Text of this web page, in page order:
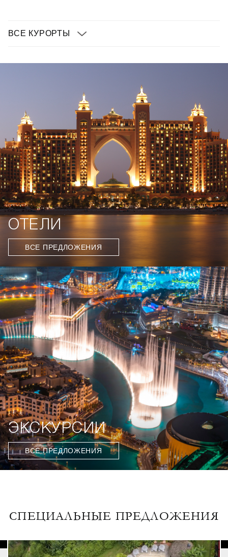
ВСЕ КУРОРТЫ
ОТЕЛИ
ВСЕ ПРЕДЛОЖЕНИЯ
ЭКСКУРСИИ
ВСЕ ПРЕДЛОЖЕНИЯ
СПЕЦИАЛЬНЫЕ ПРЕДЛОЖЕНИЯ